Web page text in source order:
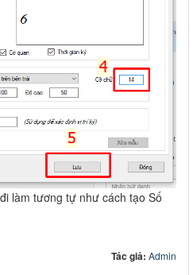
làm tương tự như cách tạo Số
Tác giả: Admin